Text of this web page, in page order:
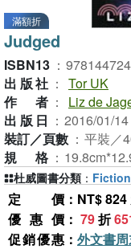
滿額折
Judged
ISBN13 ：
出版社 ： Tor UK
作者 ：
Liz de
出版日 ： 2016/01/14
裝訂／頁數 ： 平裝／
規格 ：
定價 ：NT$
優惠價 ： 79折
促銷優惠 ： 外文書
杜威圖書分類 ： Fiction